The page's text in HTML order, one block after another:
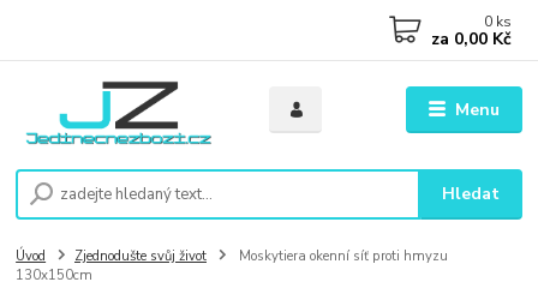
Menu
Hledat
0 ks
za 0,00 Kč
Úvod Zjednodušte svůj život
Moskytiera okenní síť proti hmyzu
130x150cm